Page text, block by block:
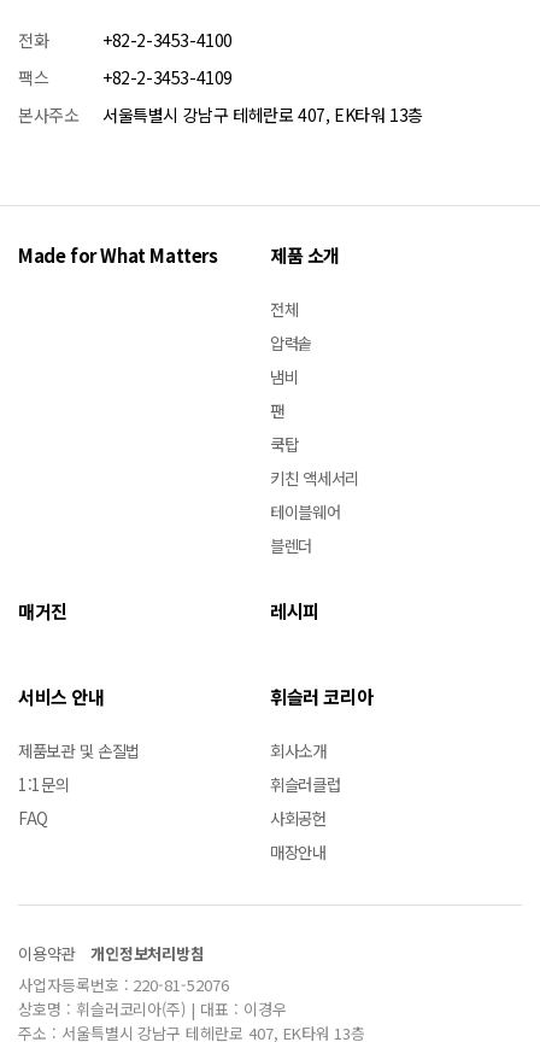
전화
+82-2-3453-4100
팩스
+82-2-3453-4109
본사주소
서울특별시 강남구 테헤란로 407, EK타워 13층
Made for What Matters 제품 소개
전체
압력솥
냄비
팬
쿡탑
키친 액세서리
테이블웨어
블렌더
매거진 레시피
서비스 안내
제품보관 및 손질법
1:1문의
FAQ
휘슬러 코리아
회사소개
휘슬러클럽
사회공헌
매장안내
이용약관
개인정보처리방침
사업자등록번호 : 220-81-52076
상호명 : 휘슬러코리아(주) | 대표 : 이경우
주소 : 서울특별시 강남구 테헤란로 407, EK타워 13층